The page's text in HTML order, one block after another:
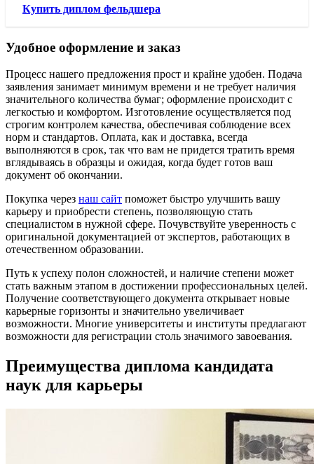
Купить диплом фельдшера
Удобное оформление и заказ
Процесс нашего предложения прост и крайне удобен. Подача
заявления занимает минимум времени и не требует наличия
значительного количества бумаг; оформление происходит с
легкостью и комфортом. Изготовление осуществляется под
строгим контролем качества, обеспечивая соблюдение всех
норм и стандартов. Оплата, как и доставка, всегда
выполняются в срок, так что вам не придется тратить время
вглядываясь в образцы и ожидая, когда будет готов ваш
документ об окончании.
Покупка через наш сайт поможет быстро улучшить вашу
карьеру и приобрести степень, позволяющую стать
специалистом в нужной сфере. Почувствуйте уверенность с
оригинальной документацией от экспертов, работающих в
отечественном образовании.
Путь к успеху полон сложностей, и наличие степени может
стать важным этапом в достижении профессиональных целей.
Получение соответствующего документа открывает новые
карьерные горизонты и значительно увеличивает
возможности. Многие университеты и институты предлагают
возможности для регистрации столь значимого завоевания.
Преимущества диплома кандидата
наук для карьеры